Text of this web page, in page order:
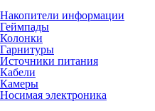
Накопители информации
Геймпады
Колонки
Гарнитуры
Источники питания
Кабели
Камеры
Носимая электроника